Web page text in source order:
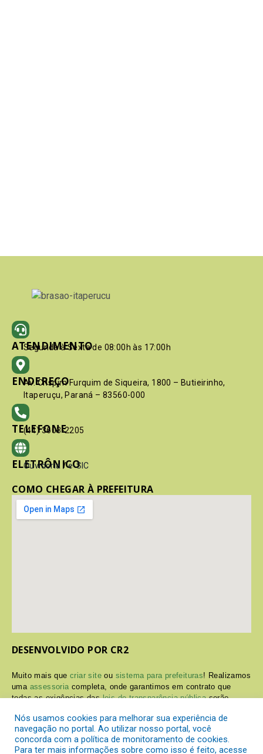
ATENDIMENTO
Segunda à Sexta de 08:00h às 17:00h
ENDEREÇO
Av. Crispim Furquim de Siqueira, 1800 – Butieirinho,
Itaperuçu, Paraná – 83560-000
TELEFONE
(41) 3603-2205
ELETRÔNICO
Ouvidoria / e-SIC
COMO CHEGAR À PREFEITURA
DESENVOLVIDO POR CR2
Muito mais quecriar site ou sistema para prefeituras! Realizamos
uma assessoria completa, onde garantimos em contrato que
todas as exigências dasleis de transparência públicaserão
Conheça oPNTPe oRadar da Transparência Pública
Nós usamos cookies para melhorar sua experiência de
navegação no portal. Ao utilizar nosso portal, você
concorda com a política de monitoramento de cookies.
Para ter mais informações sobre como isso é feito, acesse